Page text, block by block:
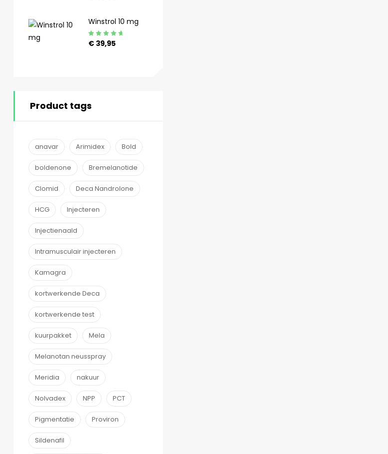
Winstrol 10 mg
Gewaardeerd
€ 39,95
Product tags
anavar Arimidex Bold
boldenone Bremelanotide
Clomid Deca Nandrolone
HCG Injecteren
Injectienaald
Intramusculair injecteren
Kamagra
kortwerkende Deca
kortwerkende test
kuurpakket Mela
Melanotan neusspray
Meridia nakuur
Nolvadex NPP PCT
Pigmentatie Proviron
Sildenafil